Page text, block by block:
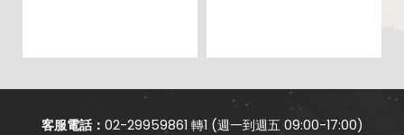
客服電話： 02-29959861 轉1 (週一到週五 09:00-17:00)